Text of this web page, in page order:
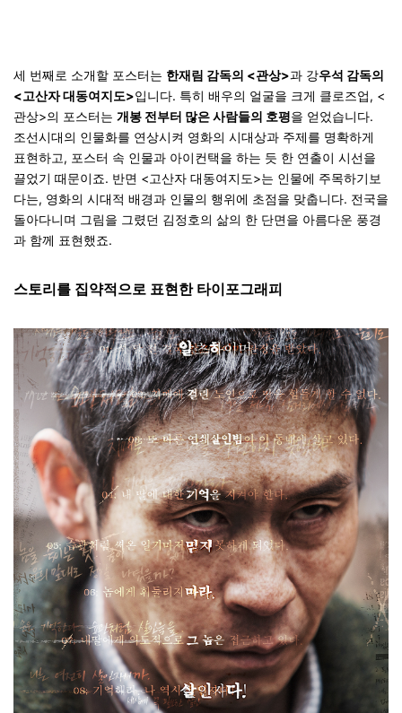
세 번째로 소개할 포스터는 한재림 감독의 <관상>과 강우석 감독의
<고산자 대동여지도>입니다. 특히 배우의 얼굴을 크게 클로즈업, <
관상>의 포스터는 개봉 전부터 많은 사람들의 호평을 얻었습니다.
조선시대의 인물화를 연상시켜 영화의 시대상과 주제를 명확하게
표현하고, 포스터 속 인물과 아이컨택을 하는 듯 한 연출이 시선을
끌었기 때문이죠. 반면 <고산자 대동여지도>는 인물에 주목하기보
다는, 영화의 시대적 배경과 인물의 행위에 초점을 맞춥니다. 전국을
돌아다니며 그림을 그렸던 김정호의 삶의 한 단면을 아름다운 풍경
과 함께 표현했죠.
스토리를 집약적으로 표현한 타이포그래피